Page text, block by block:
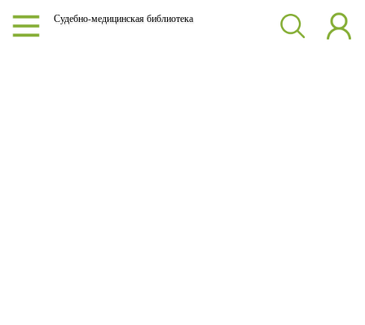
Судебно-медицинская библиотека